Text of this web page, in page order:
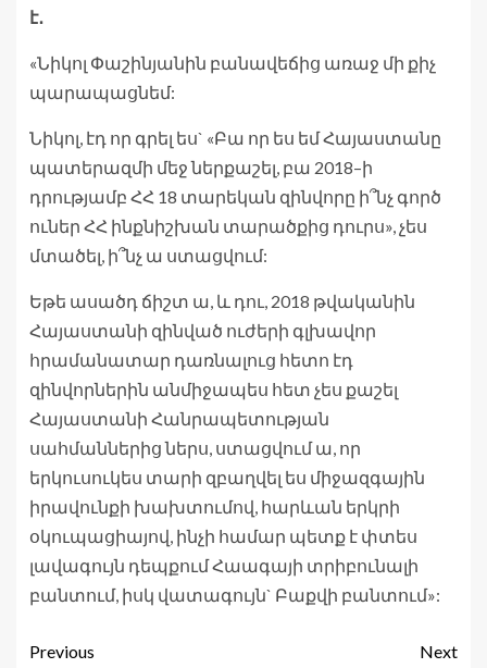
է․
«Նիկոլ Փաշինյանին բանավեճից առաջ մի քիչ
պարապացնեմ:
Նիկոլ, էդ որ գրել ես` «Բա որ ես եմ Հայաստանը
պատերազմի մեջ ներքաշել, բա 2018–ի
դրությամբ ՀՀ 18 տարեկան զինվորը ի՞նչ գործ
ուներ ՀՀ ինքնիշխան տարածքից դուրս», չես
մտածել, ի՞նչ ա ստացվում:
Եթե ասածդ ճիշտ ա, և դու, 2018 թվականին
Հայաստանի զինված ուժերի գլխավոր
հրամանատար դառնալուց հետո էդ
զինվորներին անմիջապես հետ չես քաշել
Հայաստանի Հանրապետության
սահմաններից ներս, ստացվում ա, որ
երկուսուկես տարի զբաղվել ես միջազգային
իրավունքի խախտումով, հարևան երկրի
օկուպացիայով, ինչի համար պետք է փտես
լավագույն դեպքում Հաագայի տրիբունալի
բանտում, իսկ վատագույն` Բաքվի բանտում»:
Previous
Next